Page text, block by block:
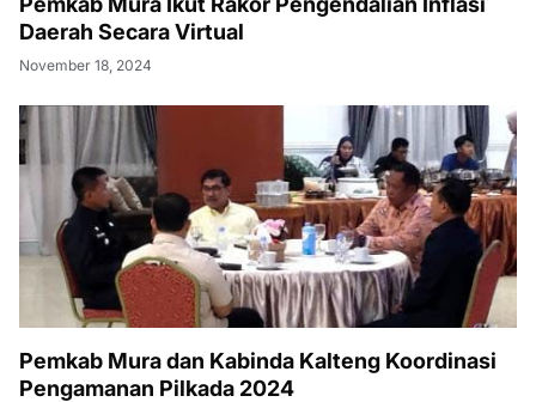
Daerah Secara Virtual
November 18, 2024
Pemkab Mura dan Kabinda Kalteng Koordinasi
Pengamanan Pilkada 2024